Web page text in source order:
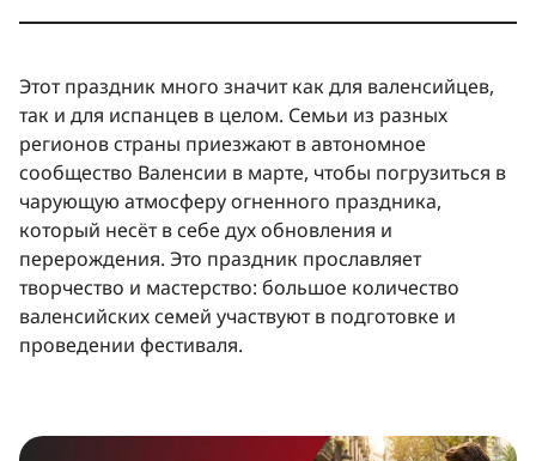
Этот праздник много значит как для валенсийцев,
так и для испанцев в целом. Семьи из разных
регионов страны приезжают в автономное
сообщество Валенсии в марте, чтобы погрузиться в
чарующую атмосферу огненного праздника,
который несёт в себе дух обновления и
перерождения. Это праздник прославляет
творчество и мастерство: большое количество
валенсийских семей участвуют в подготовке и
проведении фестиваля.